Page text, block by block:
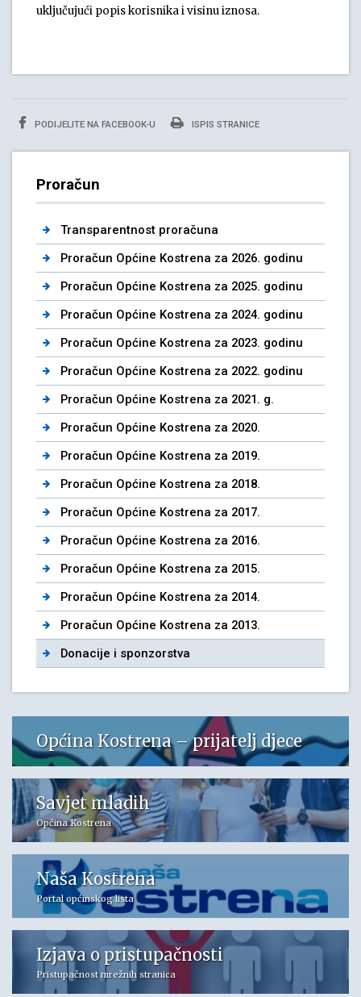
uključujući popis korisnika i visinu iznosa.
PODIJELITE NA FACEBOOK-U ISPIS STRANICE
Proračun
Transparentnost proračuna
Proračun Općine Kostrena za 2026. godinu
Proračun Općine Kostrena za 2025. godinu
Proračun Općine Kostrena za 2024. godinu
Proračun Općine Kostrena za 2023. godinu
Proračun Općine Kostrena za 2022. godinu
Proračun Općine Kostrena za 2021. g.
Proračun Općine Kostrena za 2020.
Proračun Općine Kostrena za 2019.
Proračun Općine Kostrena za 2018.
Proračun Općine Kostrena za 2017.
Proračun Općine Kostrena za 2016.
Proračun Općine Kostrena za 2015.
Proračun Općine Kostrena za 2014.
Proračun Općine Kostrena za 2013.
Donacije i sponzorstva
Općina Kostrena – prijatelj djece
Savjet mladih
Općina Kostrena
Naša Kostrena
Portal općinskog lista
Izjava o pristupačnosti
Pristupačnost mrežnih stranica